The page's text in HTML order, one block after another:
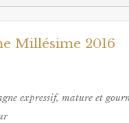
Millésime 2016
expressif, mature et